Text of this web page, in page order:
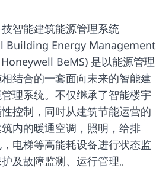
智能建筑能源管理系统
Building Energy Management
BeMS) 是以能源管理
结合的一套面向未来的智能建
理系统。不仅继承了智能楼宇
控制，同时从建筑节能运营的
内的暖通空调，照明，给排
电梯等高能耗设备进行状态监
及故障监测、运行管理。